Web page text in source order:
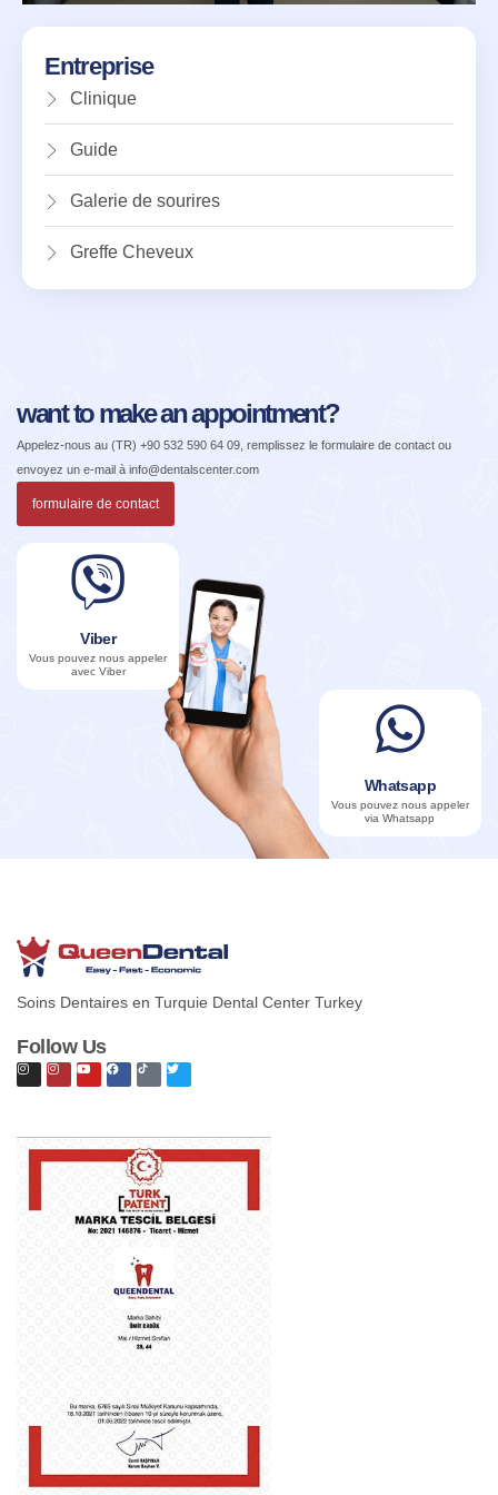
Entreprise
Clinique
Guide
Galerie de sourires
Greffe Cheveux
want to make an appointment?
Appelez-nous au (TR) +90 532 590 64 09 , remplissez le formulaire de contact ou
envoyez un e-mail à info@dentalscenter.com
formulaire de contact
Viber
Vous pouvez nous appeler
avec Viber
Whatsapp
Vous pouvez nous appeler
via Whatsapp
Soins Dentaires en Turquie Dental Center Turkey
Follow Us